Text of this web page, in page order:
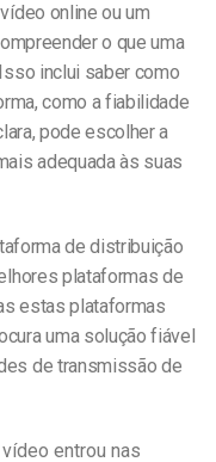
online ou um
o que uma
inclui saber como
como a fiabilidade
pode escolher a
adequada às suas
de distribuição
plataformas de
estas plataformas
uma solução fiável
de transmissão de
entrou nas